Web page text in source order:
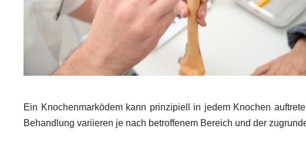
Ein Knochenmarködem kann prinzipiell in jedem Knochen
Behandlung variieren je nach betroffenem Bereich und der